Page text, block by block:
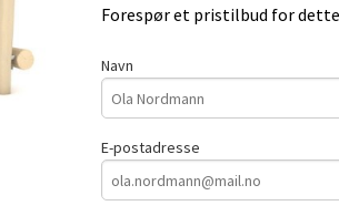
Forespør et pristilbud for
Navn
E-postadresse